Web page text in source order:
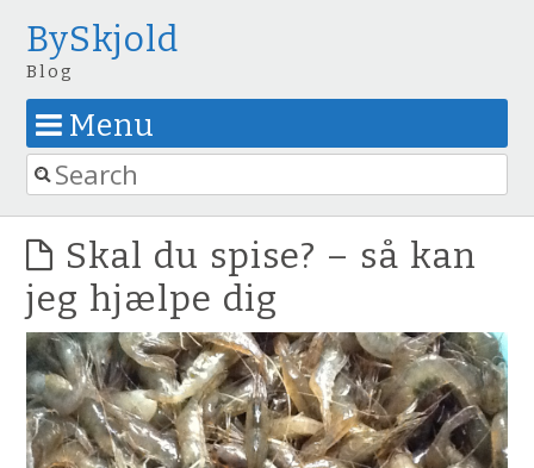
BySkjold
Blog
Menu
Skip to content
Search
Skal du spise? – så kan
jeg hjælpe dig